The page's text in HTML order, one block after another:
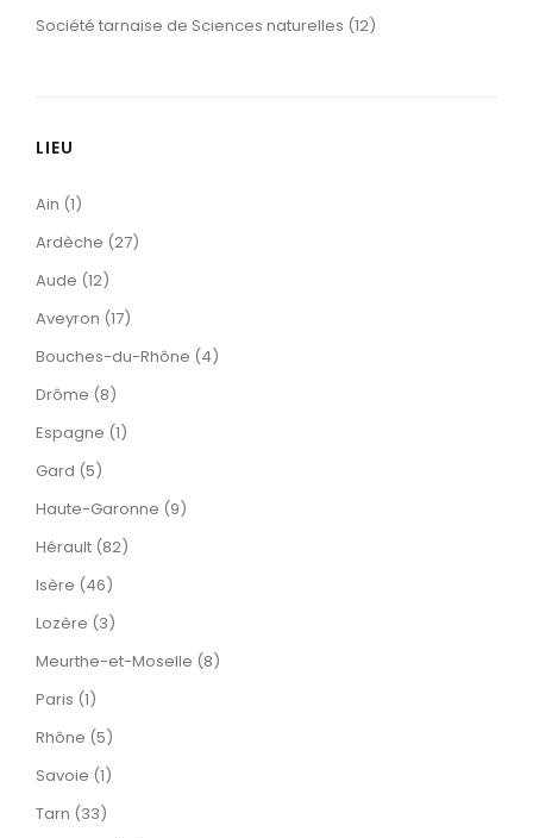
Société tarnaise de Sciences naturelles (12)
LIEU
Ain (1)
Ardèche (27)
Aude (12)
Aveyron (17)
Bouches-du-Rhône (4)
Drôme (8)
Espagne (1)
Gard (5)
Haute-Garonne (9)
Hérault (82)
Isère (46)
Lozère (3)
Meurthe-et-Moselle (8)
Paris (1)
Rhône (5)
Savoie (1)
Tarn (33)